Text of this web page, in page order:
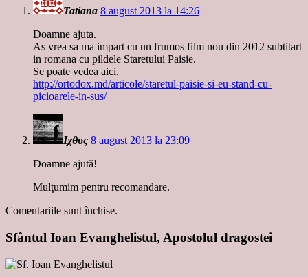
Tatiana 8 august 2013 la 14:26
Doamne ajuta.
As vrea sa ma impart cu un frumos film nou din 2012 subtitart
in romana cu pildele Staretului Paisie.
Se poate vedea aici.
http://ortodox.md/articole/staretul-paisie-si-eu-stand-cu-
picioarele-in-sus/
Ιχθυς 8 august 2013 la 23:09
Doamne ajută!
Mulţumim pentru recomandare.
Comentariile sunt închise.
Sfântul Ioan Evanghelistul, Apostolul dragostei